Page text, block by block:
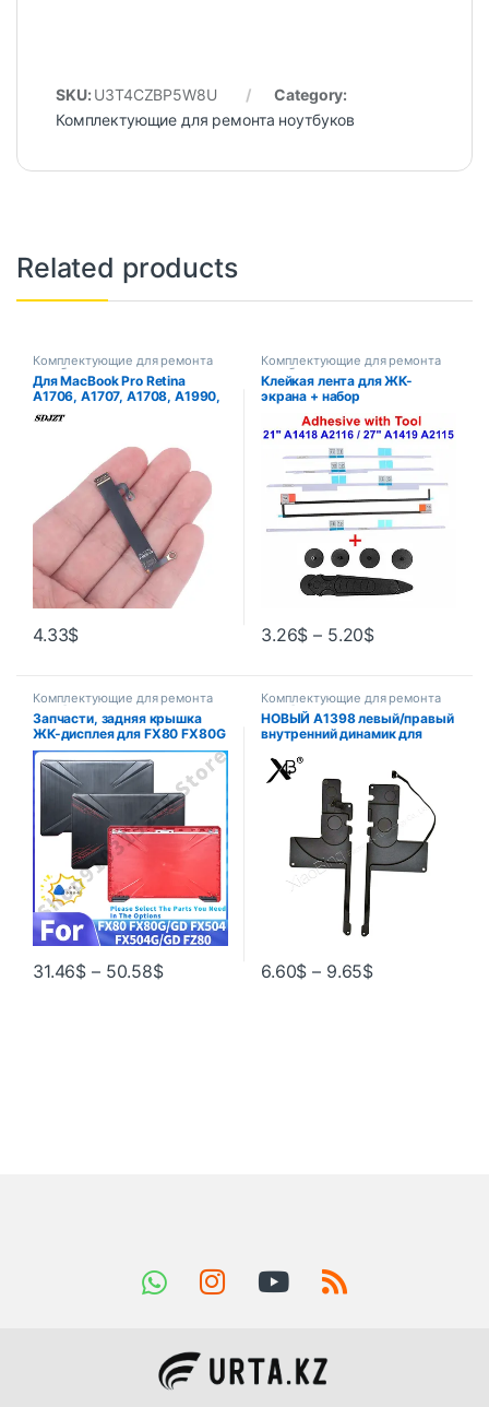
SKU: U3T4CZBP5W8U
Category:
Комплектующие для ремонта ноутбуков
Related products
Комплектующие для ремонта
ноутбуков
Для MacBook Pro Retina
A1706, A1707, A1708, A1990,
ЖК-экран, дисплей, задняя
подсветка
4.33$
Комплектующие для ремонта
ноутбуков
Клейкая лента для ЖК-
экрана + набор
инструментов для открытия
для Apple iMac 21,5 дюйма
A1418 A2116 27 дюймов
A1419 A2115
3.26$ – 5.20$
Комплектующие для ремонта
ноутбуков
Запчасти, задняя крышка
ЖК-дисплея для FX80 FX80G
FX80GD FX504 FX504G
FX504GD FZ80, корпус,
рамка, петли, ремонт 15,6
дюйма
31.46$ – 50.58$
Комплектующие для ремонта
ноутбуков
НОВЫЙ A1398 левый/правый
внутренний динамик для
A1398 Замена динамика L/R
2012 2013 2014 2015 год
6.60$ – 9.65$